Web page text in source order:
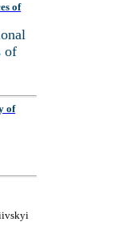
of
of
of